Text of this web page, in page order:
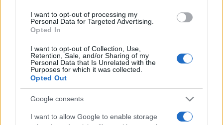
I want to opt-out of processing my
Personal Data for Targeted Advertising.
Opted In
I want to opt-out of Collection, Use,
Retention, Sale, and/or Sharing of my
Personal Data that Is Unrelated with the
Purposes for which it was collected.
Opted Out
Google consents
I want to allow Google to enable storage
HÍRDETÉS